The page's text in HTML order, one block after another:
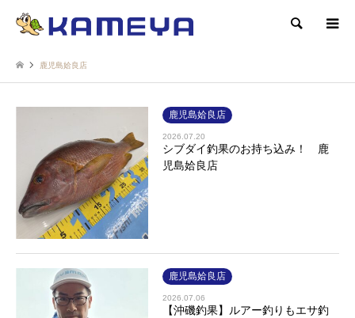
検索
鹿児島姶良店
鹿児島姶良店
2026.07.20
シブダイ釣果のお持ち込み！ 鹿
児島姶良店
鹿児島姶良店
2026.07.06
【沖磯釣果】ルアー釣りもエサ釣